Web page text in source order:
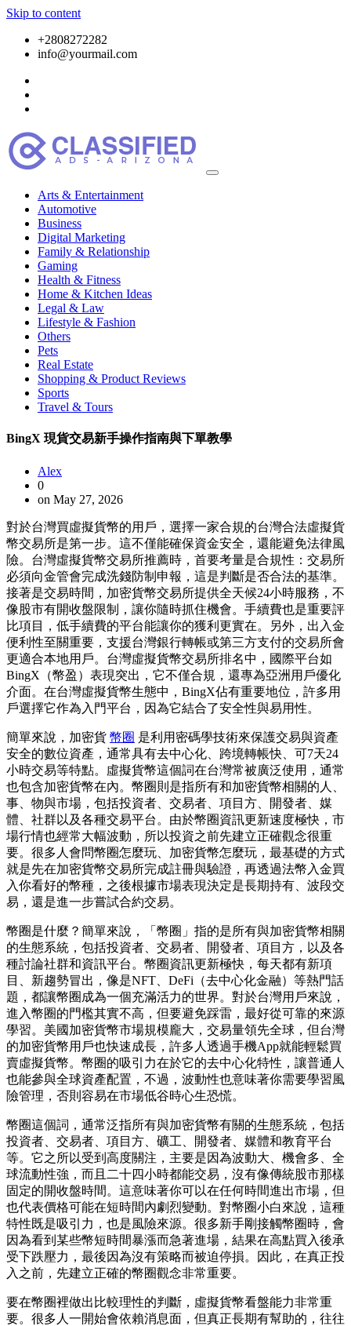
Skip to content
+2808272282
info@yourmail.com
Arts & Entertainment
Automotive
Business
Digital Marketing
Family & Relationship
Gaming
Health & Fitness
Home & Kitchen Ideas
Legal & Law
Lifestyle & Fashion
Others
Pets
Real Estate
Shopping & Product Reviews
Sports
Travel & Tours
BingX 現貨交易新手操作指南與下單教學
Alex
0
on May 27, 2026
對於台灣買虛擬貨幣的用戶，選擇一家合規的台灣合法虛擬貨
幣交易所是第一步。這不僅能確保資金安全，還能避免法律風
險。台灣虛擬貨幣交易所推薦時，首要考量是合規性：交易所
必須向金管會完成洗錢防制申報，這是判斷是否合法的基準。
接著是交易時間，加密貨幣交易所提供全天候24小時服務，不
像股市有開收盤限制，讓你隨時抓住機會。手續費也是重要評
比項目，低手續費的平台能讓你的獲利更實在。另外，出入金
便利性至關重要，支援台灣銀行轉帳或第三方支付的交易所會
更適合本地用戶。台灣虛擬貨幣交易所排名中，國際平台如
BingX（幣盈）表現突出，它不僅合規，還專為亞洲用戶優化
介面。在台灣虛擬貨幣生態中，BingX佔有重要地位，許多用
戶選擇它作為入門平台，因為它結合了安全性與易用性。
簡單來說，加密貨 幣圈 是利用密碼學技術來保護交易與資產
安全的數位資產，通常具有去中心化、跨境轉帳快、可7天24
小時交易等特點。虛擬貨幣這個詞在台灣常被廣泛使用，通常
也包含加密貨幣在內。幣圈則是指所有和加密貨幣相關的人、
事、物與市場，包括投資者、交易者、項目方、開發者、媒
體、社群以及各種交易平台。由於幣圈資訊更新速度極快，市
場行情也經常大幅波動，所以投資之前先建立正確觀念很重
要。很多人會問幣圈怎麼玩、加密貨幣怎麼玩，最基礎的方式
就是先在加密貨幣交易所完成註冊與驗證，再透過法幣入金買
入你看好的幣種，之後根據市場表現決定是長期持有、波段交
易，還是進一步嘗試合約交易。
幣圈是什麼？簡單來說，「幣圈」指的是所有與加密貨幣相關
的生態系統，包括投資者、交易者、開發者、項目方，以及各
種討論社群和資訊平台。幣圈資訊更新極快，每天都有新項
目、新趨勢冒出，像是NFT、DeFi（去中心化金融）等熱門話
題，都讓幣圈成為一個充滿活力的世界。對於台灣用戶來說，
進入幣圈的門檻其實不高，但要避免踩雷，最好從可靠的來源
學習。美國加密貨幣市場規模龐大，交易量領先全球，但台灣
的加密貨幣用戶也快速成長，許多人透過手機App就能輕鬆買
賣虛擬貨幣。幣圈的吸引力在於它的去中心化特性，讓普通人
也能參與全球資產配置，不過，波動性也意味著你需要學習風
險管理，否則容易在市場低谷時心生恐慌。
幣圈這個詞，通常泛指所有與加密貨幣有關的生態系統，包括
投資者、交易者、項目方、礦工、開發者、媒體和教育平台
等。它之所以受到高度關注，主要是因為波動大、機會多、全
球流動性強，而且二十四小時都能交易，沒有像傳統股市那樣
固定的開收盤時間。這意味著你可以在任何時間進出市場，但
也代表價格可能在短時間內劇烈變動。對幣圈小白來說，這種
特性既是吸引力，也是風險來源。很多新手剛接觸幣圈時，會
因為看到某些幣短時間暴漲而急著進場，結果在高點買入後承
受下跌壓力，最後因為沒有策略而被迫停損。因此，在真正投
入之前，先建立正確的幣圈觀念非常重要。
要在幣圈裡做出比較理性的判斷，虛擬貨幣看盤能力非常重
要。很多人一開始會依賴消息面，但真正長期有幫助的，往往